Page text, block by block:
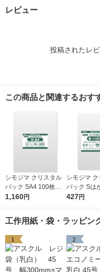
レビュー
投稿されたレ
この商品と関連するおす
シモジマ クリスタル
パック SA4 100枚入 6
739200 1袋(100枚入)
1,160円
シモジマ
パック Sは
枚入
427円
工作用紙・袋・ラッピン
1 2